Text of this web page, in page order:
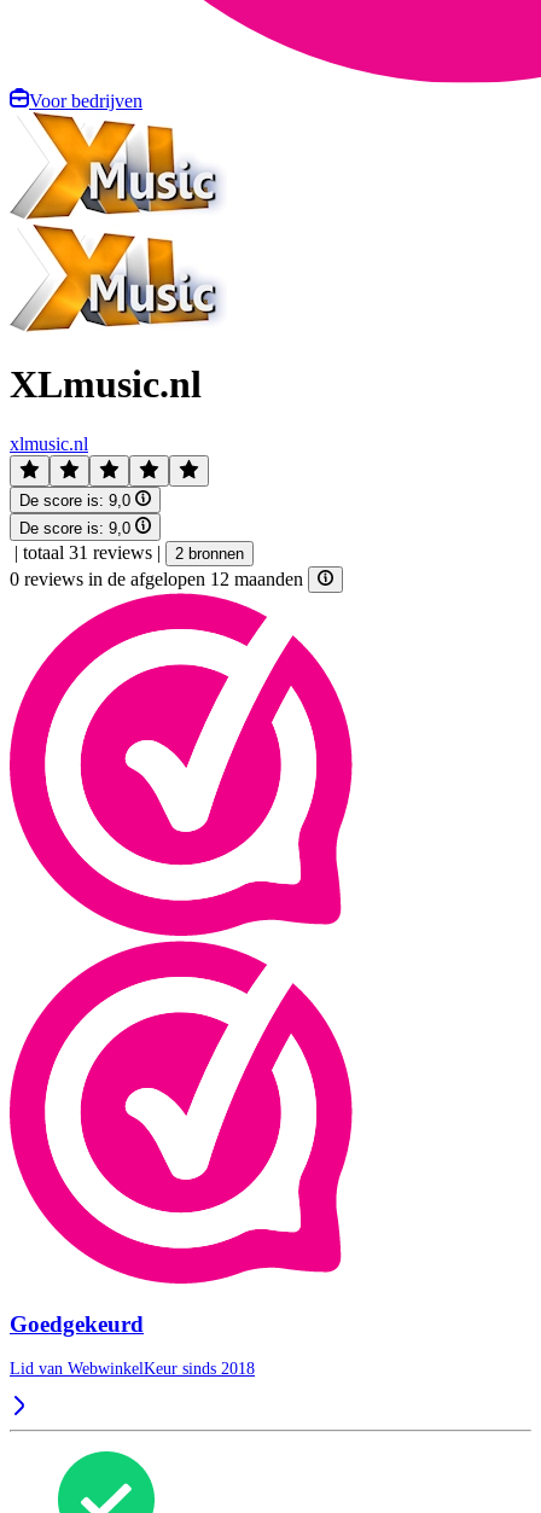
Voor bedrijven
XLmusic.nl
xlmusic.nl
De score is: 9,0
De score is: 9,0
| totaal 31 reviews | 2 bronnen
0 reviews in de afgelopen 12 maanden
Goedgekeurd
Lid van WebwinkelKeur sinds 2018